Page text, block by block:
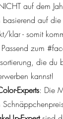
auf dem
basierend auf
klar - somit
zum
die du
kannst!
Experts: Die